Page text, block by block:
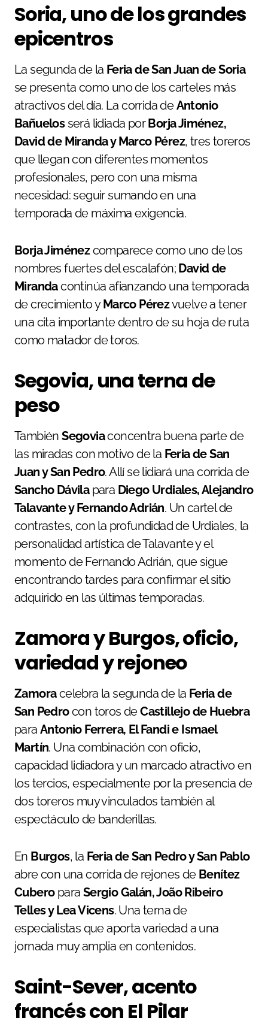
Soria, uno de los grandes
epicentros
La segunda de la Feria de San Juan de Soria
se presenta como uno de los carteles más
atractivos del día. La corrida deAntonio
Bañuelosserá lidiada porBorja Jiménez,
David de Miranda y Marco Pérez, tres toreros
que llegan con diferentes momentos
profesionales, pero con una misma
necesidad: seguir sumando en una
temporada de máxima exigencia.
Borja Jiménezcomparece como uno de los
nombres fuertes del escalafón; David de
Mirandacontinúa afianzando una temporada
de crecimiento yMarco Pérezvuelve a tener
una cita importante dentro de su hoja de ruta
como matador de toros.
Segovia, una terna de
peso
TambiénSegoviaconcentra buena parte de
las miradas con motivo de la Feria de San
Juan y San Pedro. Allí se lidiará una corrida de
Sancho Dávilapara Diego Urdiales, Alejandro
Talavante y Fernando Adrián. Un cartel de
contrastes, con la profundidad de Urdiales, la
personalidad artística de Talavante y el
momento de Fernando Adrián, que sigue
encontrando tardes para confirmar el sitio
adquirido en las últimas temporadas.
Zamora y Burgos, oficio,
variedad y rejoneo
Zamoracelebra la segunda de la Feria de
San Pedrocon toros deCastillejo de Huebra
para Antonio Ferrera, El Fandi e Ismael
Martín. Una combinación con oficio,
capacidad lidiadora y un marcado atractivo en
los tercios, especialmente por la presencia de
dos toreros muy vinculados también al
espectáculo de banderillas.
En Burgos, la Feria de San Pedro y San Pablo
abre con una corrida de rejones de Benítez
Cuberopara Sergio Galán, João Ribeiro
Telles y Lea Vicens. Una terna de
especialistas que aporta variedad a una
jornada muy amplia en contenidos.
Saint-Sever, acento
francés con El Pilar